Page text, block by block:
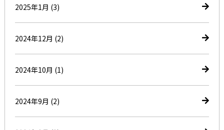
2025年1月 (3)
2024年12月 (2)
2024年10月 (1)
2024年9月 (2)